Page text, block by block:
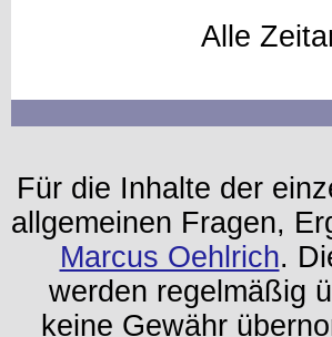
Alle
Für die Inhalte der
allgemeinen Fragen,
Marcus Oehlrich.
werden regelmäßig
keine Gewähr